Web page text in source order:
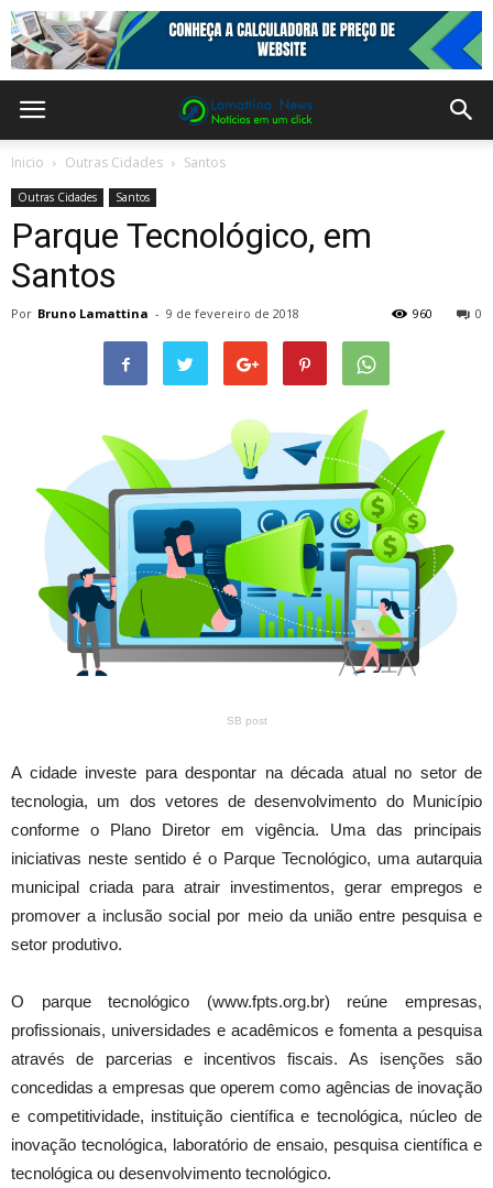
Inicio Outras Cidades Santos
Outras Cidades Santos
Parque Tecnológico, em
Santos
Por Bruno Lamattina - 9 de fevereiro de 2018 0
960
SB post
A cidade investe para despontar na década atual no setor de
tecnologia, um dos vetores de desenvolvimento do Município
conforme o Plano Diretor em vigência. Uma das principais
iniciativas neste sentido é o Parque Tecnológico, uma autarquia
municipal criada para atrair investimentos, gerar empregos e
promover a inclusão social por meio da união entre pesquisa e
setor produtivo.
O parque tecnológico (www.fpts.org.br) reúne empresas,
profissionais, universidades e acadêmicos e fomenta a pesquisa
através de parcerias e incentivos fiscais. As isenções são
concedidas a empresas que operem como agências de inovação
e competitividade, instituição científica e tecnológica, núcleo de
inovação tecnológica, laboratório de ensaio, pesquisa científica e
tecnológica ou desenvolvimento tecnológico.